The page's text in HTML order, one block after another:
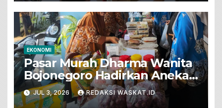
EKONOMI
Pasar Murah Dharma Wanita
Bojonegoro Hadirkan Aneka
Olahan Makanan Dan Produk
Kebutuhan Rumah Tangga
JUL 3, 2026 REDAKSI WASKAT.ID